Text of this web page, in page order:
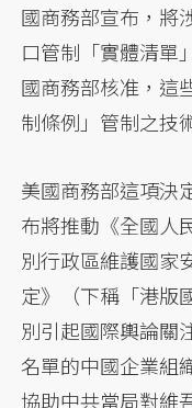
國商務部宣布，將
口管制「實體清單
國商務部核准，這
制條例」管制之技
美國商務部這項決
布將推動《全國人
別行政區維護國家
定》（下稱「港版
別引起國際輿論關
名單的中國企業組
協助中共當局對維